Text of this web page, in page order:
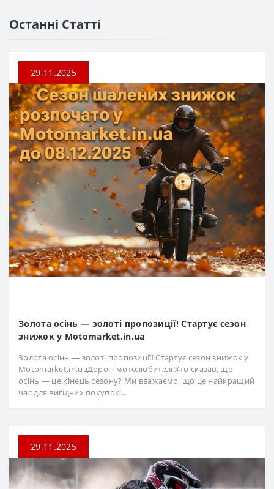
Останні Статті
29.11.2025
Золота осінь — золоті пропозиції! Стартує сезон
знижок у Motomarket.in.ua
Золота осінь — золоті пропозиції! Стартує сезон знижок у
Motomarket.in.uaДорогі мотолюбителі!Хто сказав, що
осінь — це кінець сезону? Ми вважаємо, що це найкращий
час для вигідних покупок!..
29.11.2025